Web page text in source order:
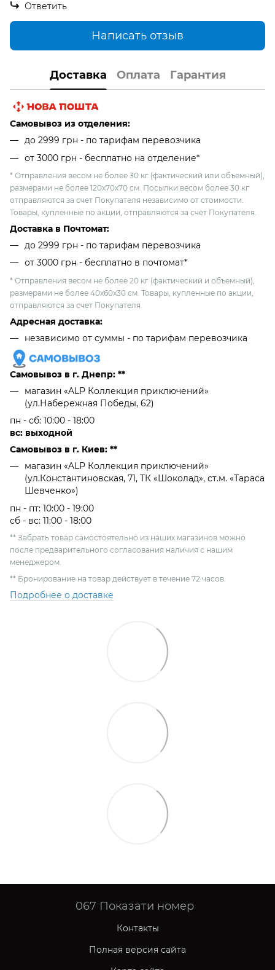
Ответить
Написать отзыв
Доставка Оплата Гарантия
Самовывоз из отделения:
до 2999 грн - по тарифам перевозчика
от 3000 грн - бесплатно на отделение*
* Отправления весом не более 30 кг (фактический или объемный),
размерами не более 120х70х70 см. Посылки весом более 30 кг
отправляются за счет Покупателя независимо от стоимости.
Товары, купленные по акции, отправляются за счет Покупателя.
Доставка в Почтомат:
до 2999 грн - по тарифам перевозчика
от 3000 грн - бесплатно в почтомат*
* Отправления весом не более 20 кг (фактический и объемный),
размерами не более 40х60х30 см. Товары, купленные по акции,
отправляются за счет Покупателя.
Адресная доставка:
независимо от cуммы - по тарифам перевозчика
Самовывоз в г. Днепр: **
магазин «ALP Коллекция приключений»
(ул.Набережная Победы, 62)
пн - сб: 10:00 - 18:00
вс: выходной
Самовывоз в г. Киев: **
магазин «ALP Коллекция приключений»
(ул.Константиновская, 71, ТК «Шоколад», ст.м. «Тараса
Шевченко»)
пн - пт: 10:00 - 19:00
сб - вс: 11:00 - 18:00
** Забрать товар самостоятельно из наших магазинов можно
после предварительного согласования наличия с нашим
менеджером.
** Бронирование на товар действует в течение 72 часов.
Подробнее о доставке
067 Показати номер
Контакты
Полная версия сайта